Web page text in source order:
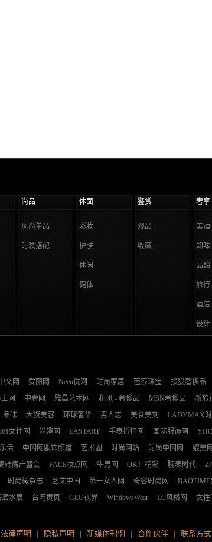
尚品 体面 鉴赏 奢享
风尚单品
时装搭配
彩妆
护肤
休闲
健体
观品
收藏
美酒
知味
品酩
旅行
酒店
设计
文网 爱丽网 Neeu优网 时尚家居 芭莎珠宝
搜狐奢侈品
网 中奢网 雅昌艺术网 和讯 - 奢侈品 MSN奢侈品
新旅
品味 大旗美容 环球奢华 男人志 美食美刻
LADYMAX
女性网 尚趣网 EASTART 手表折扣网 国际服饰网
活 中国网服饰频道 艺术圈 时尚网站 时尚中国网
媲美
端房产盛会 FACE妆点网 牛男网 OK！精彩 腕表时代
时尚微杂志 艺文中国 第一女人网 奇客时尚网
BAOTIME
潜水展 台湾黄页 GEO视界 WindowsWear LC风格网 女性
法律声明 | 隐私声明 | 新媒体刊例 | 合作伙伴| 联系方式